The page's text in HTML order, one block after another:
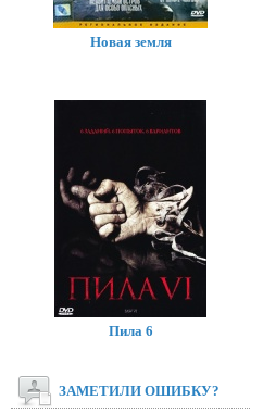
Новая земля
Пила 6
ЗАМЕТИЛИ ОШИБКУ?